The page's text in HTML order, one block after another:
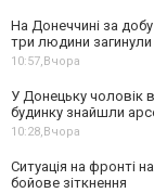
На Донеччині за
три людини
10:57,Вчора
У Донецьку чоловік
будинку знайшли
10:28,Вчора
Ситуація на фронті
бойове зіткнення